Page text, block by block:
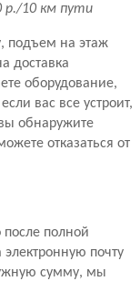
10 км пути
подъем на этаж
доставка
оборудование,
вас все устроит,
обнаружите
отказаться от
после полной
почту
сумму, мы